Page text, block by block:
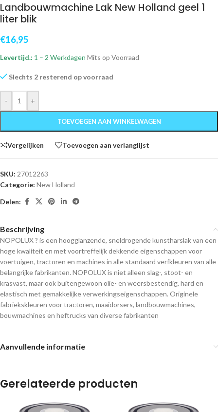
Landbouwmachine Lak New Holland geel 1
liter blik
€16,95
Levertijd.: 1 – 2 Werkdagen Mits op Voorraad
Slechts 2 resterend op voorraad
- +
TOEVOEGEN AAN WINKELWAGEN
Vergelijken Toevoegen aan verlanglijst
SKU: 27012263
Categorie: New Holland
Delen:
Beschrijving
NOPOLUX ? is een hoogglanzende, sneldrogende kunstharslak van een
hoge kwaliteit en met voortreffelijk dekkende eigenschappen voor
voertuigen, tractoren en machines in alle standaard verfkleuren van alle
belangrijke fabrikanten. NOPOLUX is niet alleen slag-, stoot- en
krasvast, maar ook buitengewoon olie- en weersbestendig, hard en
elastisch met gemakkelijke verwerkingseigenschappen. Originele
fabriekskleuren voor tractoren, maaidorsers, landbouwmachines,
bouwmachines en heftrucks van diverse fabrikanten
Aanvullende informatie
Gerelateerde producten